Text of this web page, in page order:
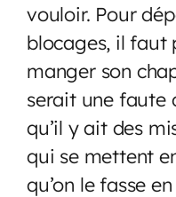
vouloir. Pour
blocages, il faut
manger son
serait une faute
qu’il y ait des
qui se mettent
qu’on le fasse